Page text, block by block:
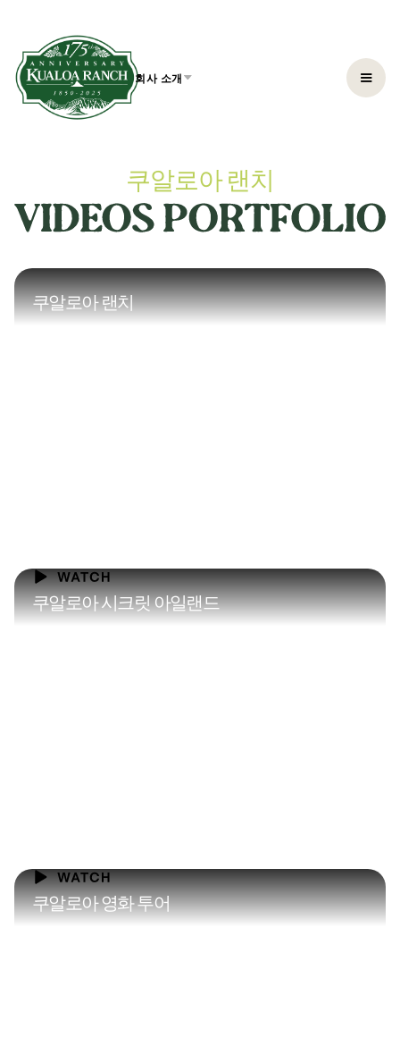
회사 소개
쿠알로아 랜치
쿠알로아 랜치
쿠알로아 시크릿 아일랜드
쿠알로아 영화 투어